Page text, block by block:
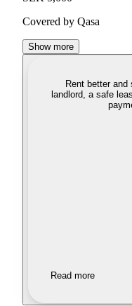
Covered by Qasa
Show more
Rent better and
landlord, a safe
Read more